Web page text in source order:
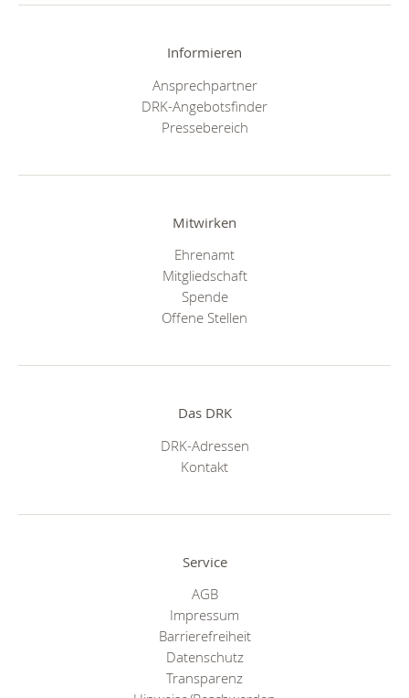
Informieren
Ansprechpartner
DRK-Angebotsfinder
Pressebereich
Mitwirken
Ehrenamt
Mitgliedschaft
Spende
Offene Stellen
Das DRK
DRK-Adressen
Kontakt
Service
AGB
Impressum
Barrierefreiheit
Datenschutz
Transparenz